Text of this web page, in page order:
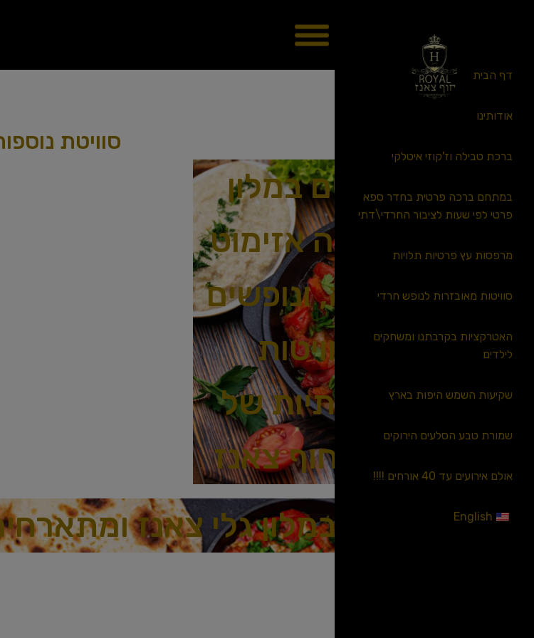
דף הבית
אודותינו
ברכת טבילה וז'קוזי איטלקי
במתחם ברכה פרטית בחדר ספא
פרטי לפי שעות לציבור החרדי\דתי
מרפסות עץ פרטיות תלויות
סוויטות מאובזרות לנופש חרדי
האטרקציות בקרבתנו ומשחקים
לילדים
שקיעות השמש היפות בארץ
שמורת טבע הסלעים הירוקים
אולם אירועים עד 40 אורחים !!!!
English
סוויטת
אוכלים במלון
מדיטרה אזימוט
בנתניה, ונופשים
בסוויטות
היוקרתיות של
רויאל חוף צאנז
אוכלים במלון גלי צאנז